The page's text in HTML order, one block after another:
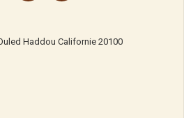
Haddou Californie 20100